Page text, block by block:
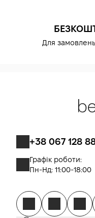
Для
+38 067 128
Графік роботи:
Пн-Нд: 11:00-18:00